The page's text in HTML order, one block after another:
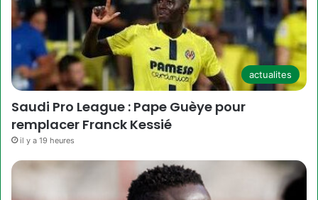
actualites
Saudi Pro League : Pape Guèye pour
remplacer Franck Kessié
il y a 19 heures